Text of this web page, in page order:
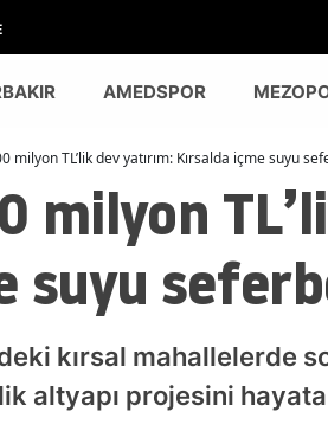
AMEDSPOR
milyon TL’lik dev yatırım: Kırsalda içme suyu
milyon
suyu
kırsal mahallelerde
altyapı projesini